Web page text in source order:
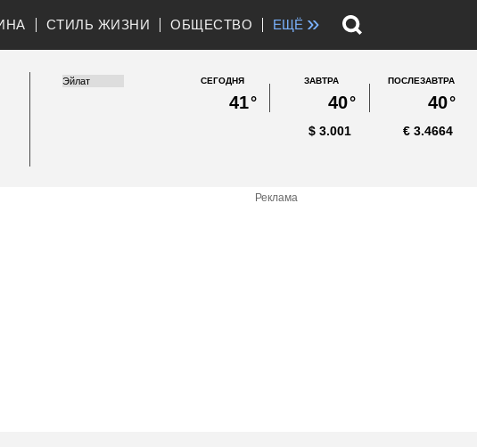
СТИЛЬ ЖИЗНИ ОБЩЕСТВО ЕЩЁ »
СЕГОДНЯ
41°
ЗАВТРА
40°
ПОСЛЕЗАВТРА
40°
3.001
$ 3.4664
€
Реклама